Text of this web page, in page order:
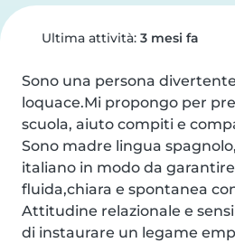
Ultima attività: 3 mesi fa
Sono una persona
loquace.Mi propongo per
scuola, aiuto compiti e
Sono madre lingua
italiano in modo da
fluida,chiara e spontanea
Attitudine relazionale e
di instaurare un legame